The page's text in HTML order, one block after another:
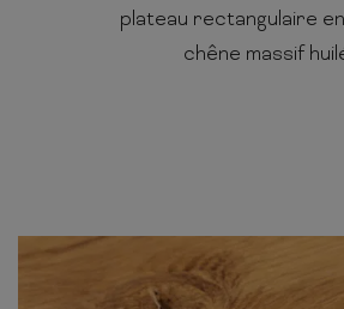
plateau rectangulaire
chêne massif